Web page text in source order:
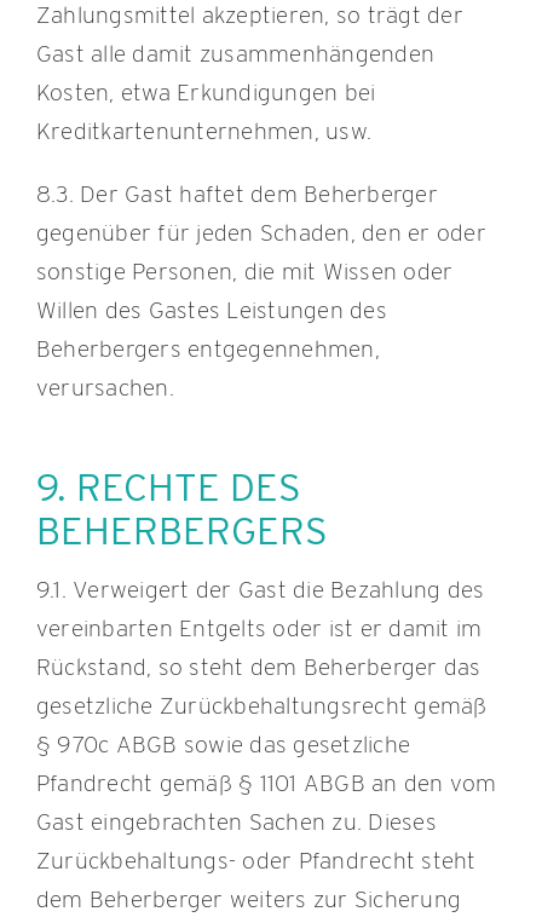
Zahlungsmittel akzeptieren, so trägt der
Gast alle damit zusammenhängenden
Kosten, etwa Erkundigungen bei
Kreditkartenunternehmen, usw.
8.3. Der Gast haftet dem Beherberger
gegenüber für jeden Schaden, den er oder
sonstige Personen, die mit Wissen oder
Willen des Gastes Leistungen des
Beherbergers entgegennehmen,
verursachen.
9. RECHTE DES
BEHERBERGERS
9.1. Verweigert der Gast die Bezahlung des
vereinbarten Entgelts oder ist er damit im
Rückstand, so steht dem Beherberger das
gesetzliche Zurückbehaltungsrecht gemäß
§ 970c ABGB sowie das gesetzliche
Pfandrecht gemäß § 1101 ABGB an den vom
Gast eingebrachten Sachen zu. Dieses
Zurückbehaltungs- oder Pfandrecht steht
dem Beherberger weiters zur Sicherung